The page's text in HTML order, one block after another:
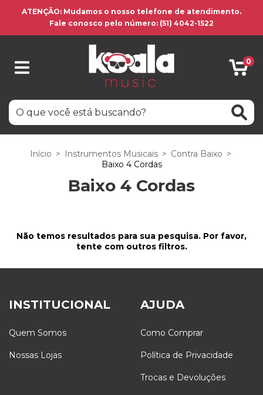
ATENÇÃO: Mudamos o nosso telefone de atendimento.
Fale conosco pelo número: (51) 4042-1522
0
Início > Instrumentos Musicais > Contra Baixo >
Baixo 4 Cordas
Baixo 4 Cordas
Não temos resultados para sua pesquisa. Por favor,
tente com outros filtros.
INSTITUCIONAL
Quem Somos
Nossas Lojas
AJUDA
Como Comprar
Política de Privacidade
Trocas e Devoluções